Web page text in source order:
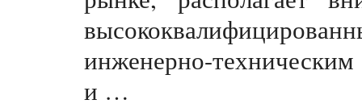
инженерно-
и …